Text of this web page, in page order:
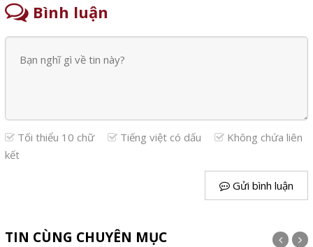
Bình luận
Tối thiểu 10 chữ Tiếng việt có dấu
Không chứa liên
kết
Gửi bình luận
TIN CÙNG CHUYÊN MỤC